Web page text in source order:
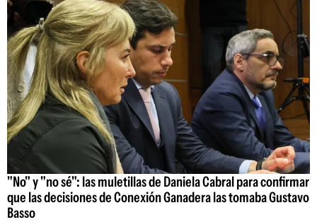
"No" y "no sé": las muletillas de Daniela Cabral para confirmar
que las decisiones de Conexión Ganadera las tomaba Gustavo
Basso